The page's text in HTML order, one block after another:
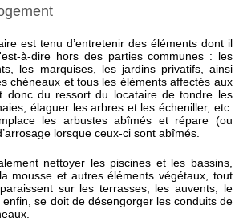
est tenu d’entretenir des éléments dont il
à-dire hors des parties communes : les
les marquises, les jardins privatifs, ainsi
chéneaux et tous les éléments affectés aux
donc du ressort du locataire de tondre les
élaguer les arbres et les écheniller, etc.
les arbustes abîmés et répare (ou
lorsque ceux-ci sont abîmés.
nettoyer les piscines et les bassins,
mousse et autres éléments végétaux, tout
sur les terrasses, les auvents, le
se doit de désengorger les conduits de